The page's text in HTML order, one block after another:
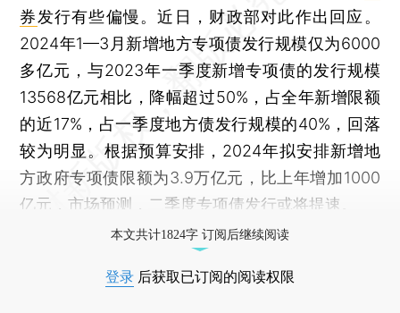
券发行有些偏慢。近日，财政部对此作出回应。
2024年1—3月新增地方专项债发行规模仅为6000
多亿元，与2023年一季度新增专项债的发行规模
13568亿元相比，降幅超过50%，占全年新增限额
的近17%，占一季度地方债发行规模的40%，回落
较为明显。根据预算安排，2024年拟安排新增地
方政府专项债限额为3.9万亿元，比上年增加1000
亿元，市场预测，二季度专项债发行或将提速。
本文共计1824字 订阅后继续阅读
登录 后获取已订阅的阅读权限